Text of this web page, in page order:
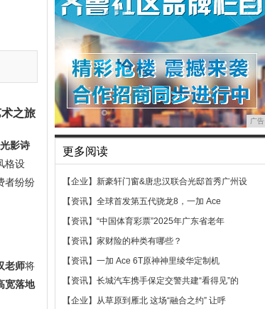
之旅
光影诗
格设
者纷纷
老师将
宽落地
广告
更多阅读
【企业】 新豪轩门窗&唐忠汉联合光邸首秀广州设
【资讯】 全球首发第五代骁龙8，一加 Ace
【资讯】 “中国体育彩票”2025年广东省老年
【资讯】 家财险的种类有哪些？
【资讯】 一加 Ace 6T原神神里绫华定制机
【资讯】 长城汽车携手保定交警共建“看得见”的
【企业】 从草原到雁北 这场“融合之约” 让呼